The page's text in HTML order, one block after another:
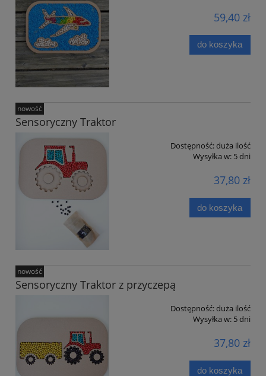
59,40 zł
do koszyka
Sensoryczny Traktor
Dostępność:duża ilość
Wysyłka w: 5 dni
37,80 zł
do koszyka
nowość
Sensoryczny Traktor z przyczepą
Dostępność:duża ilość
Wysyłka w: 5 dni
37,80 zł
do koszyka
nowość